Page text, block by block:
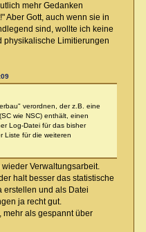
mehr Gedanken
Aber Gott, auch wenn sie in
sind, wollte ich keine
physikalische Limitierungen
verordnen, der z.B. eine
wie NSC) enthält, einen
Log-Datei für das bisher
Liste für die weiteren
Verwaltungsarbeit.
halt besser das statistische
erstellen und als Datei
ja recht gut.
mehr als gespannt über